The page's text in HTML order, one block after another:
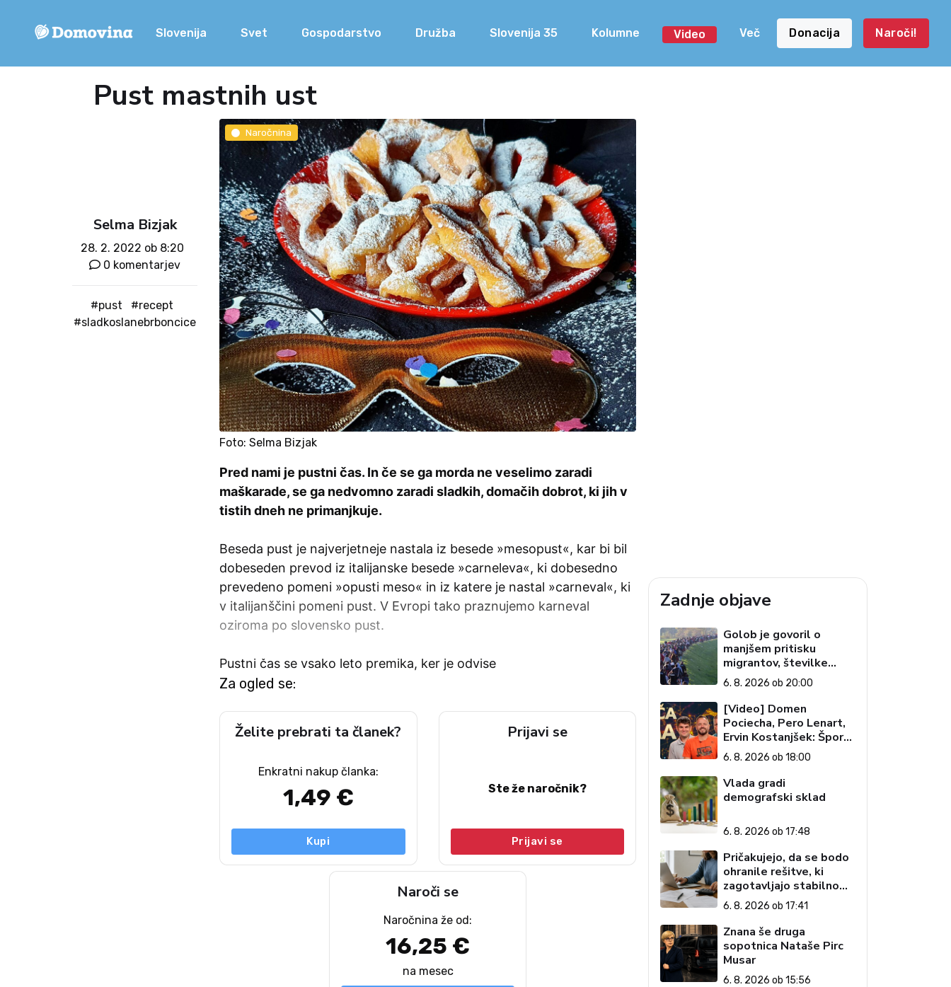
Slovenija Svet Gospodarstvo Družba Slovenija 35 Kolumne Video Več Donacija Naroči!
Pust mastnih ust
Selma Bizjak
28. 2. 2022 ob 8:20
0 komentarjev
#pust
#recept
#sladkoslanebrboncice
Foto: Selma Bizjak
Naročnina
Pred nami je pustni čas. In če se ga morda ne veselimo zaradi
maškarade, se ga nedvomno zaradi sladkih, domačih dobrot, ki jih v
tistih dneh ne primanjkuje.
Beseda pust je najverjetneje nastala iz besede »mesopust«, kar bi bil
dobeseden prevod iz italijanske besede »carneleva«, ki dobesedno
prevedeno pomeni »opusti meso« in iz katere je nastal »carneval«, ki
v italijanščini pomeni pust. V Evropi tako praznujemo karneval
oziroma po slovensko pust.
Pustni čas se vsako leto premika, ker je odvise
Za ogled se:
Želite prebrati ta članek?
Enkratni nakup članka:
1,49 €
Kupi
Prijavi se
Ste že naročnik?
Prijavi se
Naroči se
Naročnina že od:
16,25 €
na mesec
Zadnje objave
Golob je govoril o
manjšem pritisku
migrantov, številke
govorijo drugače
6. 8. 2026 ob 20:00
[Video] Domen
Pociecha, Pero Lenart,
Ervin Kostanjšek: Šport
specialcev (Vroča tema,
6. 8. 2026)
6. 8. 2026 ob 18:00
Vlada gradi
demografski sklad
6. 8. 2026 ob 17:48
Pričakujejo, da se bodo
ohranile rešitve, ki
zagotavljajo stabilno
davčno okolje
6. 8. 2026 ob 17:41
Znana še druga
sopotnica Nataše Pirc
Musar
6. 8. 2026 ob 15:56